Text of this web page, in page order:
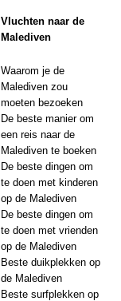
Vluchten naar de
Malediven
Waarom je de
Malediven zou
moeten bezoeken
De beste manier om
een reis naar de
Malediven te boeken
De beste dingen om
te doen met kinderen
op de Malediven
De beste dingen om
te doen met vrienden
op de Malediven
Beste duikplekken op
de Malediven
Beste surfplekken op